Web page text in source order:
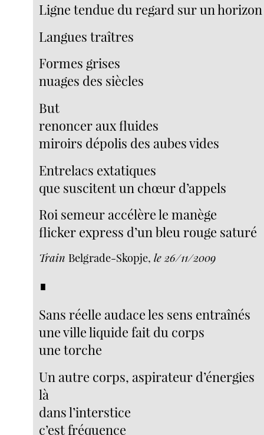
Ligne tendue du regard sur un
Langues traîtres
Formes grises
nuages des siècles
But
renoncer aux fluides
miroirs dépolis des aubes vides
Entrelacs extatiques
que suscitent un chœur d’appels
Roi semeur accélère le manège
flicker express d’un bleu rouge saturé
Train Belgrade-Skopje,le 26/11/2009
∎
Sans réelle audace les sens entraînés
une ville liquide fait du corps
une torche
Un autre corps, aspirateur d’énergies
là
dans l’interstice
c’est fréquence